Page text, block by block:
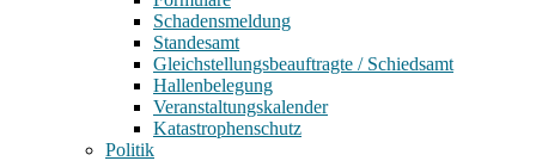
Schadensmeldung
Standesamt
Gleichstellungsbeauftragte / Schiedsamt
Hallenbelegung
Veranstaltungskalender
Katastrophenschutz
Politik